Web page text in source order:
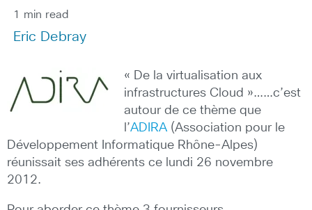
1 min read
Eric Debray
« De la virtualisation aux
infrastructures Cloud »……c’est
autour de ce thème que
l’ADIRA (Association pour le
Développement Informatique Rhône-Alpes)
réunissait ses adhérents ce lundi 26 novembre
2012.